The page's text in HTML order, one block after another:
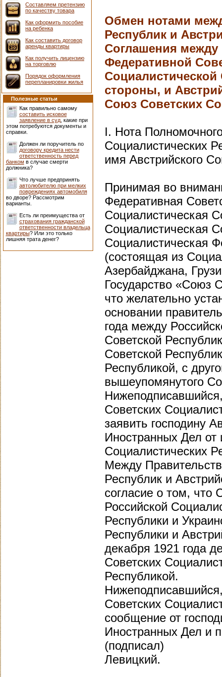
Составляем претензию
по качеству товара
Как оформить пособие
на ребенка
Как составить договор
аренды квартиры
Как получить лицензию
на торговлю
Порядок оформления
перепланировки жилья
Полезные статьи
Как правильно самому
составить исковое
заявление в суд, какие при
этом потребуются документы и
справки.
Должен ли поручитель по
договору кредита нести
ответственность перед
банком в случае смерти
должника?
Что лучше предпринять
автолюбителю при мелких
повреждениях автомобиля
во дворе? Рассмотрим
варианты.
Есть ли преимущества от
страхования гражданской
ответственности владельца
квартиры? Или это только
лишняя трата денег?
Обмен нотами
Республик и
Соглашения между
Федеративной
стороны, и
Союз Советских
I. Нота
Социалистических
имя Австрийского
Принимая во
Федеративная
Социалистическая
Социалистическая
Социалистическая
(состоящая из
Азербайджана,
Государство «Союз
что желательно
основании
года между
Советской
Советской
Республикой, с
вышеупомянутого
Советских
заявить господину
Иностранных Дел
Социалистических
Между
Республик и
согласие о том, что
Российской
Республики и
Республики и
декабря 1921 года
Советских
Республикой.
Советских
сообщение от
Иностранных Дел и
(подписал)
Левицкий.